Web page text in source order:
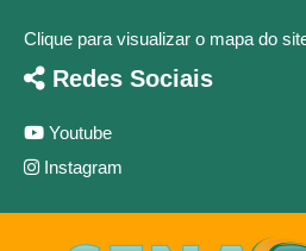
Clique para visualizar o mapa do
Redes Sociais
Youtube
Instagram